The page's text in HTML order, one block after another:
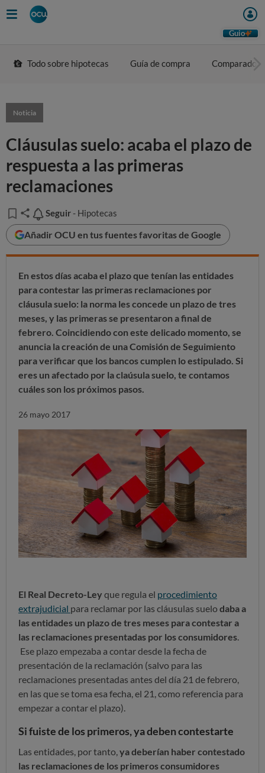
Guio
Todo sobre hipotecas Guía de compra Comparador
Noticia
Cláusulas suelo: acaba el plazo de
respuesta a las primeras
reclamaciones
Seguir
Seguir - Hipotecas
Añadir OCU en tus fuentes favoritas de Google
En estos días acaba el plazo que tenían las entidades
para contestar las primeras reclamaciones por
cláusula suelo: la norma les concede un plazo de tres
meses, y las primeras se presentaron a final de
febrero. Coincidiendo con este delicado momento, se
anuncia la creación de una Comisión de Seguimiento
para verificar que los bancos cumplen lo estipulado. Si
eres un afectado por la claúsula suelo, te contamos
cuáles son los próximos pasos.
26 mayo 2017
El Real Decreto-Ley que regula el procedimiento
extrajudicial para reclamar por las cláusulas suelo daba a
las entidades un plazo de tres meses para contestar a
las reclamaciones presentadas por los consumidores
Ese plazo empezaba a contar desde la fecha de
presentación de la reclamación (salvo para las
reclamaciones presentadas antes del día 21 de febrero,
en las que se toma esa fecha, el 21, como referencia para
empezar a contar el plazo).
Si fuiste de los primeros, ya deben contestarte
Las entidades, por tanto, ya deberían haber contestado
las reclamaciones de los primeros consumidores